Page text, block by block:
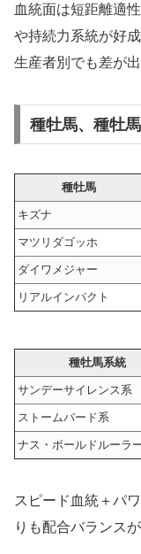
血統面は短距離適
や持続力系統が好
生産者別でも差が
種牡馬、種牡
種牡馬
キズナ
マツリダゴッホ
ダイワメジャー
リアルインパクト
種牡馬系統
サンデーサイレンス系
ストームバード系
ナス・ボールドルーラ
スピード血統＋パ
りも配合バランス